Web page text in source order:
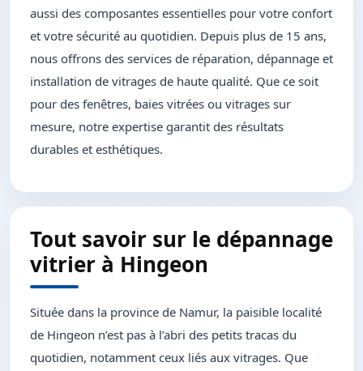
aussi des composantes essentielles pour votre confort
et votre sécurité au quotidien. Depuis plus de 15 ans,
nous offrons des services de réparation, dépannage et
installation de vitrages de haute qualité. Que ce soit
pour des fenêtres, baies vitrées ou vitrages sur
mesure, notre expertise garantit des résultats
durables et esthétiques.
Tout savoir sur le dépannage
vitrier à Hingeon
Située dans la province de Namur, la paisible localité
de Hingeon n’est pas à l’abri des petits tracas du
quotidien, notamment ceux liés aux vitrages. Que